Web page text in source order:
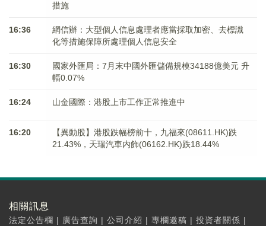
措施
16:36
網信辦：大型個人信息處理者應當採取加密、去標識
化等措施保障所處理個人信息安全
16:30
國家外匯局：7月末中國外匯儲備規模34188億美元 升
幅0.07%
16:24 山金國際：港股上市工作正常推進中
16:20
【異動股】港股跌幅榜前十，九福來(08611.HK)跌
21.43%，天瑞汽車内飾(06162.HK)跌18.44%
相關訊息
法定公告欄 | 廣告查詢 | 公司介紹 | 專欄邀稿 | 投資者關係 |